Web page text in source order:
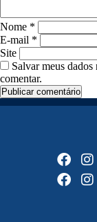
Nome *
E-mail *
Site
Salvar meus
comentar.